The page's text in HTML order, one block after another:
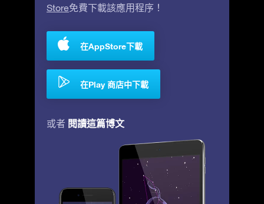
Store免費下載該應用程序！
在AppStore下載
在Play 商店中下載
或者 閱讀這篇博文